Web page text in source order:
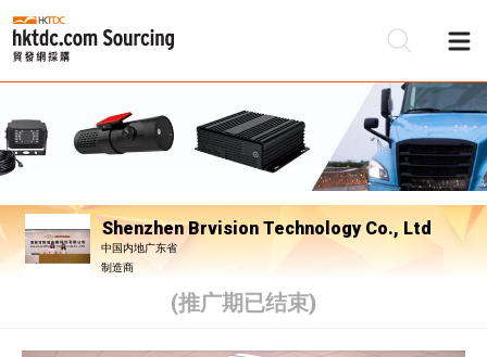
Shenzhen Brvision Technology Co., Ltd
中国内地广东省
制造商
(推广期已结束)